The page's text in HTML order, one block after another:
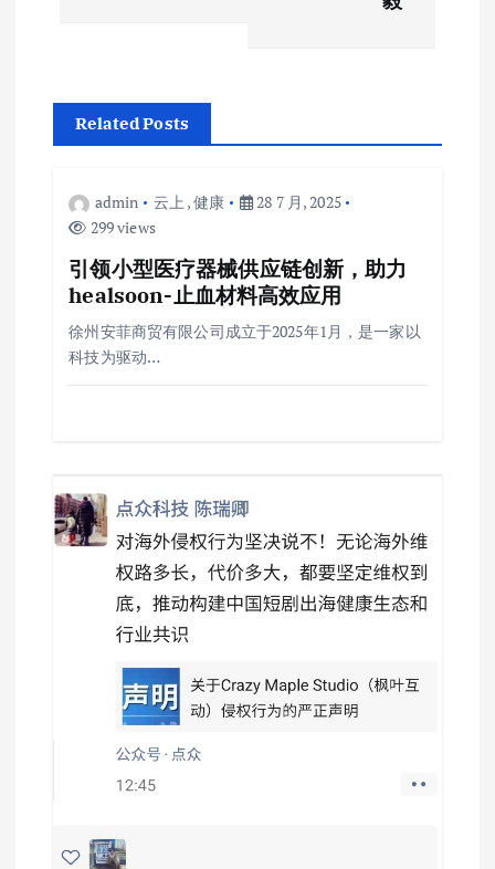
Related Posts
admin 云上 ,健康
28 7 月, 2025
299 views
引领小型医疗器械供应链创新，助力
healsoon-止血材料高效应用
徐州安菲商贸有限公司成立于2025年1月，是一家以
科技为驱动…